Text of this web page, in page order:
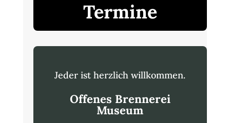
Termine
Jeder ist herzlich willkommen.
Offenes Brennerei
Museum